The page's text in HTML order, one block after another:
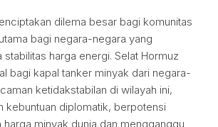
dilema besar bagi komunitas
bagi negara-negara yang
stabilitas harga energi. Selat Hormuz
bagi kapal tanker minyak dari negara-
ketidakstabilan di wilayah ini,
kebuntuan diplomatik, berpotensi
harga minyak dunia dan mengganggu